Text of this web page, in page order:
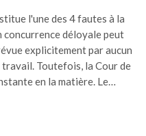
l'une des 4 fautes à la
concurrence déloyale peut
explicitement par aucun
Toutefois, la Cour de
en la matière. Le…